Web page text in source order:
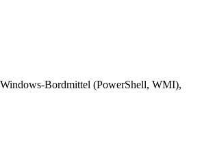
Bordmittel (PowerShell, WMI),